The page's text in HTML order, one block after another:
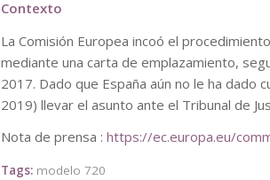
Contexto
La Comisión Europea incoó el
mediante una carta de emplazamiento,
2017. Dado que España aún no le ha dado
2019) llevar el asunto ante el Tribunal de
Nota de prensa : https://ec.europa.eu/
Tags: modelo 720